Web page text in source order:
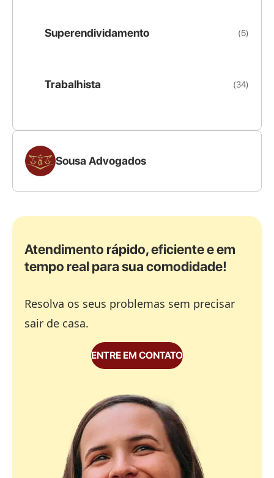
Superendividamento (5)
Trabalhista (34)
Sousa Advogados
Atendimento rápido, eficiente e em
tempo real para sua comodidade!
Resolva os seus problemas sem precisar
sair de casa.
ENTRE EM CONTATO